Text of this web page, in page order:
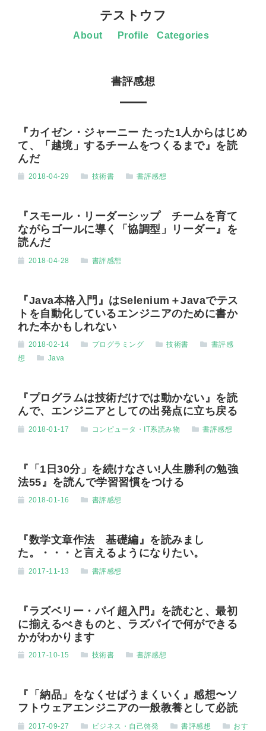
テストウフ
About Profile Categories
書評感想
『カイゼン・ジャーニー たった1人からはじめ
て、「越境」するチームをつくるまで』を読
んだ
2018-04-29 技術書 書評感想
『スモール・リーダーシップ チームを育て
ながらゴールに導く「協調型」リーダー』を
読んだ
2018-04-28 書評感想
『Java本格入門』はSelenium＋Javaでテス
トを自動化しているエンジニアのために書か
れた本かもしれない
2018-02-14 プログラミング 技術書
書評感
想
Java
『プログラムは技術だけでは動かない』を読
んで、エンジニアとしての出発点に立ち戻る
2018-01-17 コンピュータ・IT系読み物 書評感想
『「1日30分」を続けなさい!人生勝利の勉強
法55』を読んで学習習慣をつける
2018-01-16 書評感想
『数学文章作法 基礎編』を読みまし
た。・・・と言えるようになりたい。
2017-11-13 書評感想
『ラズベリー・パイ超入門』を読むと、最初
に揃えるべきものと、ラズパイで何ができる
かがわかります
2017-10-15 技術書 書評感想
『「納品」をなくせばうまくいく』感想〜ソ
フトウェアエンジニアの一般教養として必読
2017-09-27 ビジネス・自己啓発 書評感想
おす